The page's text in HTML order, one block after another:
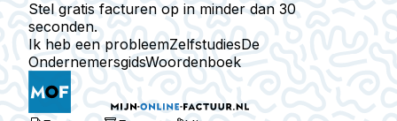
Stel gratis facturen op in minder dan 30
seconden.
Ik heb een probleemZelfstudiesDe
OndernemersgidsWoordenboek